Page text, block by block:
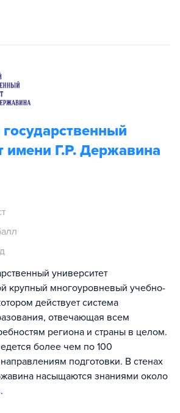
имени Г.Р. Державина
университет
крупный многоуровневый учебно-
действует система
отвечающая всем
региона и страны в целом.
более чем по 100
подготовки. В стенах
насыщаются знаниями около